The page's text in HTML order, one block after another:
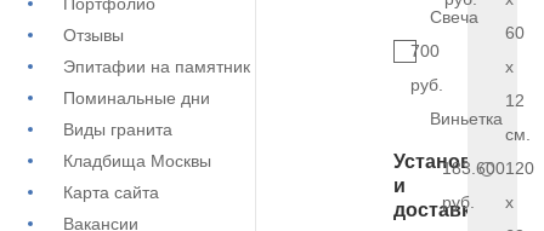
Отзывы
Эпитафии на памятник
Поминальные дни
Виды гранита
Кладбища Москвы
Карта сайта
Вакансии
Свеча
700
руб.
Виньетка
Установка
и
доставка
60
x
12
см.
183.600
руб.
120
x